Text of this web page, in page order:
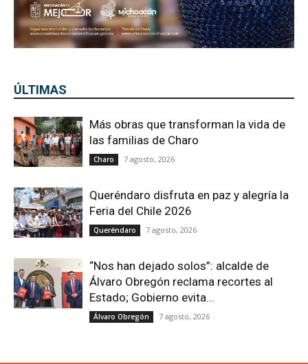
ÚLTIMAS
Más obras que transforman la vida de
las familias de Charo
Charo 7 agosto, 2026
Queréndaro disfruta en paz y alegría la
Feria del Chile 2026
Queréndaro 7 agosto, 2026
“Nos han dejado solos”: alcalde de
Álvaro Obregón reclama recortes al
Estado; Gobierno evita...
Álvaro Obregón 7 agosto, 2026